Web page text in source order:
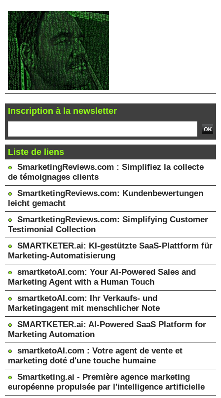
Inscription à la newsletter
Liste de liens
SmarketingReviews.com : Simplifiez la collecte
de témoignages clients
SmartketingReviews.com: Kundenbewertungen
leicht gemacht
SmartketingReviews.com: Simplifying Customer
Testimonial Collection
SMARTKETER.ai: KI-gestützte SaaS-Plattform für
Marketing-Automatisierung
smartketoAI.com: Your AI-Powered Sales and
Marketing Agent with a Human Touch
smartketoAI.com: Ihr Verkaufs- und
Marketingagent mit menschlicher Note
SMARTKETER.ai: AI-Powered SaaS Platform for
Marketing Automation
smartketoAI.com : Votre agent de vente et
marketing doté d'une touche humaine
Smartketing.ai - Première agence marketing
européenne propulsée par l'intelligence artificielle